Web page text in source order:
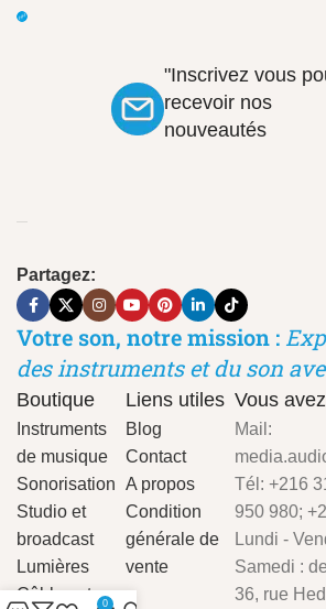
"Inscrivez vous
recevoir nos
nouveautés
Partagez:
Votre son, notre mission :
des instruments et du son
Boutique
Instruments
de musique
Sonorisation
Studio et
broadcast
Lumières
Câbles et
Liens utiles
Blog
Contact
A propos
Condition
générale de
vente
Vous
Mail:
Tél: +216
950 980;
Lundi -
Samedi :
36, rue
0